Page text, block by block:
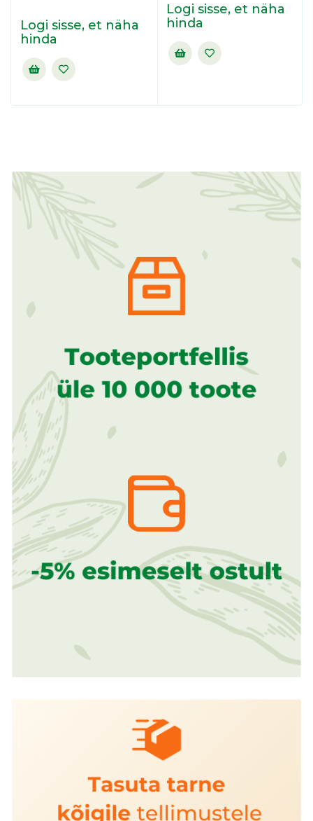
Logi sisse, et näha
hinda
Logi sisse, et näha
hinda